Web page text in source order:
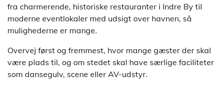
fra charmerende, historiske restauranter i Indre By til
moderne eventlokaler med udsigt over havnen, så
mulighederne er mange.
Overvej først og fremmest, hvor mange gæster der skal
være plads til, og om stedet skal have særlige faciliteter
som dansegulv, scene eller AV-udstyr.